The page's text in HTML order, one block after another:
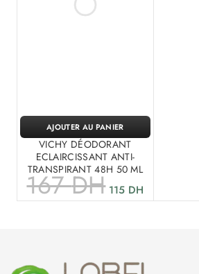
VICHY DÉODORANT
ECLAIRCISSANT ANTI-
TRANSPIRANT 48H 50 ML
167DH 115 DH
AJOUTER AU PANIER